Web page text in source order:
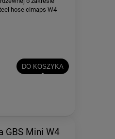
hose clmaps W4
DO KOSZYKA
GBS Mini W4